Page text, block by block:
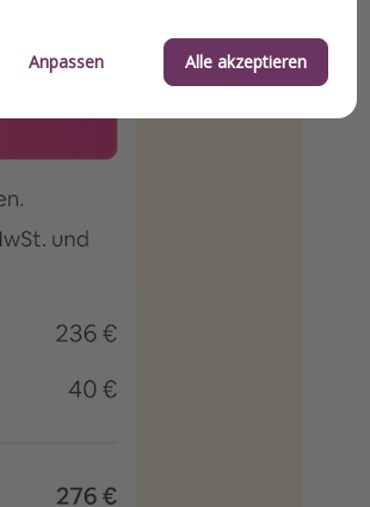
Anpassen Alle akzeptieren